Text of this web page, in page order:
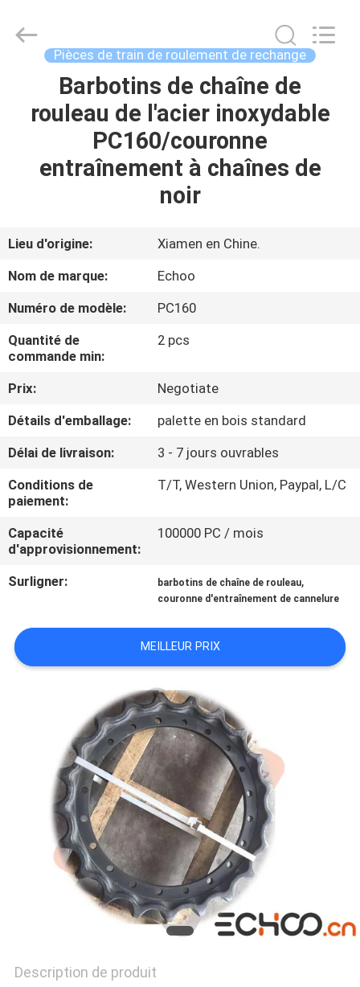
MAISON
PRODUITS
DE
NOUS
VISITE
D'USINE
CONTRÔLE
DE
QUALITÉ
NOUVELLES
DEMANDEZ
UNE
PLAN
PRIVACY
POLICY
Corporation.
Pièces de train de roulement de rechange
Barbotins de chaîne de
rouleau de l'acier inoxydable
PC160/couronne
entraînement à chaînes de
noir
Lieu d'origine:
Xiamen en Chine.
Nom de marque:
Echoo
Numéro de modèle:
PC160
Quantité de
commande min:
2 pcs
Prix:
Negotiate
Détails d'emballage:
palette en bois standard
Délai de livraison:
3 - 7 jours ouvrables
Conditions de
paiement:
T/T, Western Union, Paypal, L/C
Capacité
d'approvisionnement:
100000 PC / mois
Surligner: barbotins de chaîne de rouleau,
couronne d'entraînement de cannelure
MEILLEUR PRIX
Description de produit